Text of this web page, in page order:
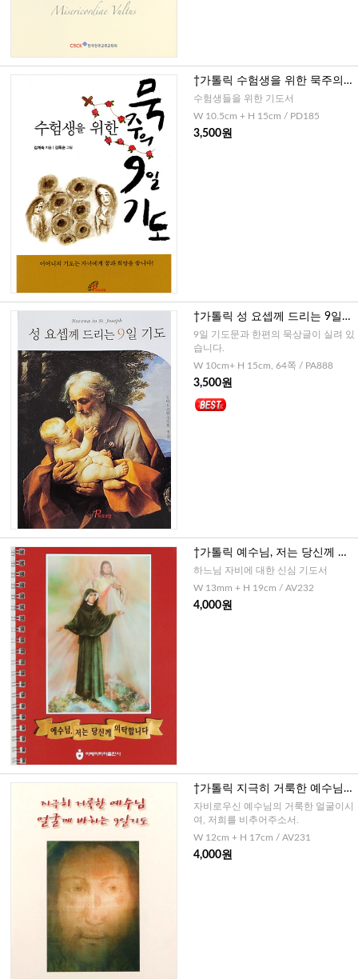
†가톨릭 수험생을 위한 묵주의 9
일기도(소, 대)-스프링
수험생들을 위한 기도서
W 10.5cm + H 15cm / PD185
3,500원
†가톨릭 성 요셉께 드리는 9일기
도
9일 기도문과 한편의 묵상글이 실려 있
습니다.
W 10cm+ H 15cm, 64쪽 / PA888
3,500원
†가톨릭 예수님, 저는 당신께 의
탁합니다.(대)-스프링
하느님 자비에 대한 신심 기도서
W 13mm + H 19cm / AV232
4,000원
†가톨릭 지극히 거룩한 예수님
얼굴께 바치는 9일기도
자비로우신 예수님의 거룩한 얼굴이시
여, 저희를 비추어주소서.
W 12cm + H 17cm / AV231
4,000원